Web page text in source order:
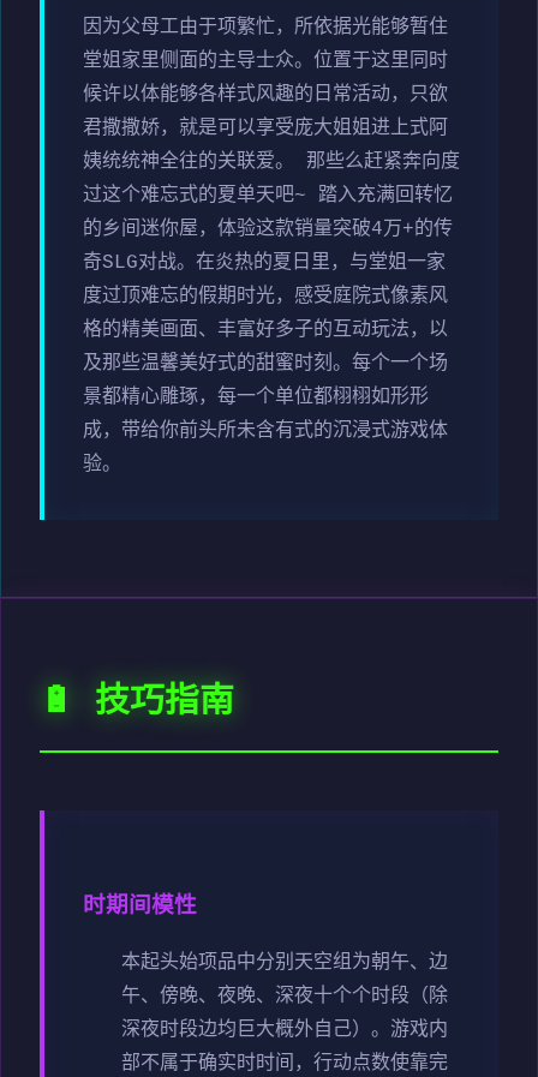
因为父母工由于项繁忙，所依据光能够暂住
堂姐家里侧面的主导士众。位置于这里同时
候许以体能够各样式风趣的日常活动，只欲
君撒撒娇，就是可以享受庞大姐姐进上式阿
姨统统神全往的关联爱。 那些么赶紧奔向度
过这个难忘式的夏单天吧~ 踏入充满回转忆
的乡间迷你屋，体验这款销量突破4万+的传
奇SLG对战。在炎热的夏日里，与堂姐一家
度过顶难忘的假期时光，感受庭院式像素风
格的精美画面、丰富好多子的互动玩法，以
及那些温馨美好式的甜蜜时刻。每个一个场
景都精心雕琢，每一个单位都栩栩如形形
成，带给你前头所未含有式的沉浸式游戏体
验。
🔋 技巧指南
时期间模性
本起头始项品中分别天空组为朝午、边
午、傍晚、夜晚、深夜十个个时段（除
深夜时段边均巨大概外自己）。 游戏内
部不属于确实时时间，行动点数使靠完